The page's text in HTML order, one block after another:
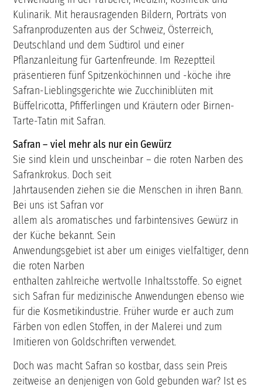
Kulinarik. Mit herausragenden Bildern, Porträts von
Safranproduzenten aus der Schweiz, Österreich,
Deutschland und dem Südtirol und einer
Pflanzanleitung für Gartenfreunde. Im Rezeptteil
präsentieren fünf Spitzenköchinnen und -köche ihre
Safran-Lieblingsgerichte wie Zucchiniblüten mit
Büffelricotta, Pfifferlingen und Kräutern oder Birnen-
Tarte-Tatin mit Safran.
Safran – viel mehr als nur ein Gewürz
Sie sind klein und unscheinbar – die roten Narben des
Safrankrokus. Doch seit
Jahrtausenden ziehen sie die Menschen in ihren Bann.
Bei uns ist Safran vor
allem als aromatisches und farbintensives Gewürz in
der Küche bekannt. Sein
Anwendungsgebiet ist aber um einiges vielfaltiger, denn
die roten Narben
enthalten zahlreiche wertvolle Inhaltsstoffe. So eignet
sich Safran für medizinische Anwendungen ebenso wie
für die Kosmetikindustrie. Früher wurde er auch zum
Färben von edlen Stoffen, in der Malerei und zum
Imitieren von Goldschriften verwendet.
Doch was macht Safran so kostbar, dass sein Preis
zeitweise an denjenigen von Gold gebunden war? Ist es